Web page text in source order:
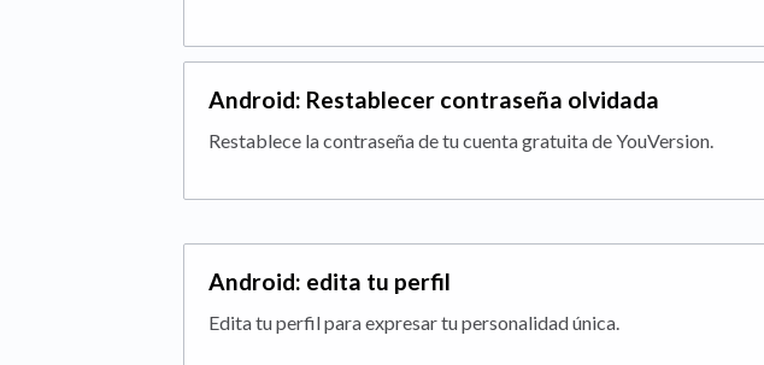
Android: Restablecer contraseña olvidada
Restablece la contraseña de tu cuenta gratuita de YouVersion.
Android: edita tu perfil
Edita tu perfil para expresar tu personalidad única.